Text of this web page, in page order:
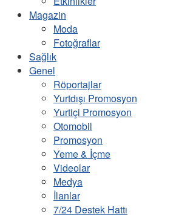
Magazin
Moda
Fotoğraflar
Sağlık
Genel
Röportajlar
Yurtdışı Promosyon
Yurtiçi Promosyon
Otomobil
Promosyon
Yeme & İçme
Videolar
Medya
İlanlar
7/24 Destek Hattı